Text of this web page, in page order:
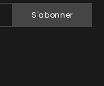
S'abonner